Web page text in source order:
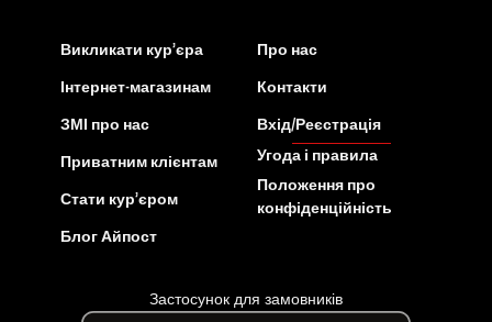
Викликати кур’єра
Інтернет-магазинам
ЗМІ про нас
Приватним клієнтам
Стати кур’єром
Блог Айпост
Про нас
Контакти
Вхід/Реєстрація
Угода і правила
Положення про
конфіденційність
Застосунок для замовників